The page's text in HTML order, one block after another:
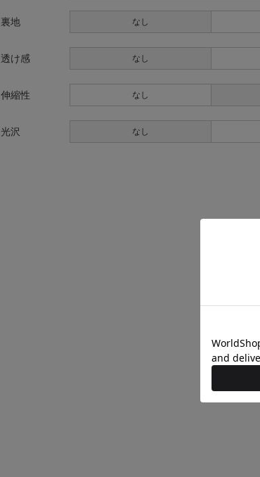
裏地 なし
透け感 なし
伸縮性 なし
光沢 なし